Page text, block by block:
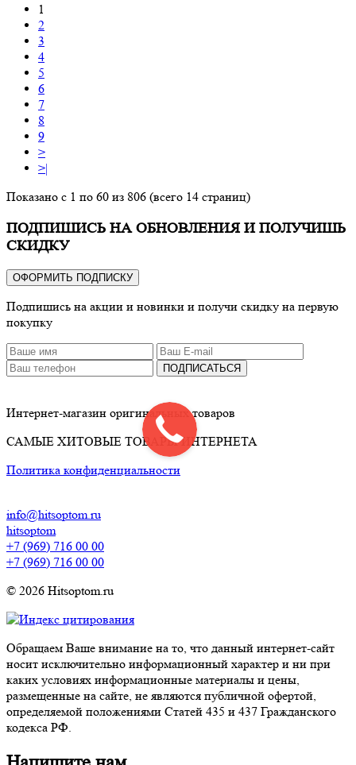
1
2
3
4
5
6
7
8
9
>
>|
Показано с 1 по 60 из 806 (всего 14 страниц)
ПОДПИШИСЬ НА ОБНОВЛЕНИЯ И ПОЛУЧИШЬ
СКИДКУ
ОФОРМИТЬ ПОДПИСКУ
Подпишись на акции и новинки и получи скидку на первую
покупку
ПОДПИСАТЬСЯ
Интернет-магазин оригинальных товаров
САМЫЕ ХИТОВЫЕ ТОВАРЫ ИНТЕРНЕТА
Политика конфиденциальности
info@hitsoptom.ru
hitsoptom
+7 (969) 716 00 00
+7 (969) 716 00 00
© 2026 Hitsoptom.ru
Обращаем Ваше внимание на то, что данный интернет-сайт
носит исключительно информационный характер и ни при
каких условиях информационные материалы и цены,
размещенные на сайте, не являются публичной офертой,
определяемой положениями Статей 435 и 437 Гражданского
кодекса РФ.